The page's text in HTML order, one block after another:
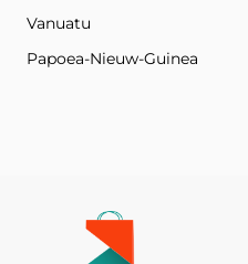
Vanuatu
Papoea-Nieuw-Guinea